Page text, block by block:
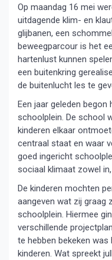
Op maandag 16 mei
uitdagende klim- en
glijbanen, een
beweegparcour is het
hartenlust kunnen
een buitenkring
de buitenlucht les te
Een jaar geleden
schoolplein. De school
kinderen elkaar
centraal staat en waar
goed ingericht
sociaal klimaat zowel
De kinderen mochten
aangeven wat zij graag
schoolplein. Hiermee
verschillende
te hebben bekeken
kinderen. Wat spreekt